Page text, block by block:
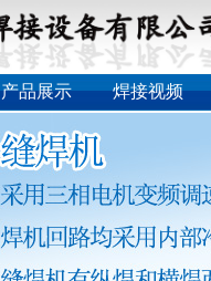
产品展示 焊接视频